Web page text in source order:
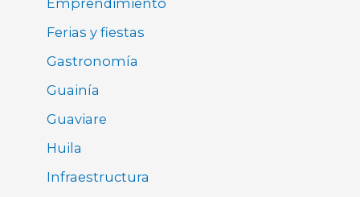
Ferias y fiestas
Gastronomía
Guainía
Guaviare
Huila
Infraestructura